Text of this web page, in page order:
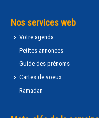
Nos services web
Votre agenda
Petites annonces
Guide des prénoms
Cartes de voeux
Ramadan